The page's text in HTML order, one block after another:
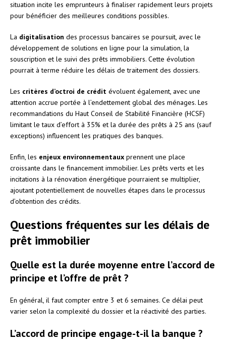
situation incite les emprunteurs à finaliser rapidement leurs projets
pour bénéficier des meilleures conditions possibles.
La digitalisation des processus bancaires se poursuit, avec le
développement de solutions en ligne pour la simulation, la
souscription et le suivi des prêts immobiliers. Cette évolution
pourrait à terme réduire les délais de traitement des dossiers.
Les critères d’octroi de crédit évoluent également, avec une
attention accrue portée à l’endettement global des ménages. Les
recommandations du Haut Conseil de Stabilité Financière (HCSF)
limitant le taux d’effort à 35% et la durée des prêts à 25 ans (sauf
exceptions) influencent les pratiques des banques.
Enfin, les enjeux environnementaux prennent une place
croissante dans le financement immobilier. Les prêts verts et les
incitations à la rénovation énergétique pourraient se multiplier,
ajoutant potentiellement de nouvelles étapes dans le processus
d’obtention des crédits.
Questions fréquentes sur les délais de
prêt immobilier
Quelle est la durée moyenne entre l’accord de
principe et l’offre de prêt ?
En général, il faut compter entre 3 et 6 semaines. Ce délai peut
varier selon la complexité du dossier et la réactivité des parties.
L’accord de principe engage-t-il la banque ?